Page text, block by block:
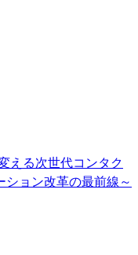
える次世代コンタク
ション改革の最前線～